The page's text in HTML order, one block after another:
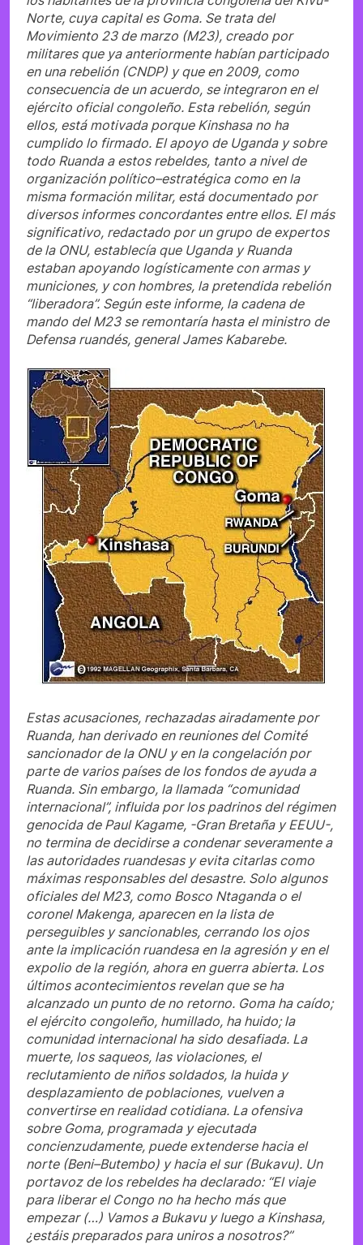
Norte, cuya capital es Goma. Se trata del
Movimiento 23 de marzo (M23), creado por
militares que ya anteriormente habían participado
en una rebelión (CNDP) y que en 2009, como
consecuencia de un acuerdo, se integraron en el
ejército oficial congoleño. Esta rebelión, según
ellos, está motivada porque Kinshasa no ha
cumplido lo firmado. El apoyo de Uganda y sobre
todo Ruanda a estos rebeldes, tanto a nivel de
organización político–estratégica como en la
misma formación militar, está documentado por
diversos informes concordantes entre ellos. El más
significativo, redactado por un grupo de expertos
de la ONU, establecía que Uganda y Ruanda
estaban apoyando logísticamente con armas y
municiones, y con hombres, la pretendida rebelión
“liberadora”. Según este informe, la cadena de
mando del M23 se remontaría hasta el ministro de
Defensa ruandés, general James Kabarebe.
Estas acusaciones, rechazadas airadamente por
Ruanda, han derivado en reuniones del Comité
sancionador de la ONU y en la congelación por
parte de varios países de los fondos de ayuda a
Ruanda. Sin embargo, la llamada “comunidad
internacional”, influida por los padrinos del régimen
genocida de Paul Kagame, -Gran Bretaña y EEUU-,
no termina de decidirse a condenar severamente a
las autoridades ruandesas y evita citarlas como
máximas responsables del desastre. Solo algunos
oficiales del M23, como Bosco Ntaganda o el
coronel Makenga, aparecen en la lista de
perseguibles y sancionables, cerrando los ojos
ante la implicación ruandesa en la agresión y en el
expolio de la región, ahora en guerra abierta. Los
últimos acontecimientos revelan que se ha
alcanzado un punto de no retorno. Goma ha caído;
el ejército congoleño, humillado, ha huido; la
comunidad internacional ha sido desafiada. La
muerte, los saqueos, las violaciones, el
reclutamiento de niños soldados, la huida y
desplazamiento de poblaciones, vuelven a
convertirse en realidad cotidiana. La ofensiva
sobre Goma, programada y ejecutada
concienzudamente, puede extenderse hacia el
norte (Beni–Butembo) y hacia el sur (Bukavu). Un
portavoz de los rebeldes ha declarado: “El viaje
para liberar el Congo no ha hecho más que
empezar (…) Vamos a Bukavu y luego a Kinshasa,
¿estáis preparados para uniros a nosotros?”